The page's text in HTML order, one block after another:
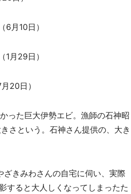
月10日）
月29日）
20日）
った巨大伊勢エビ。漁師の石神昭
さという。石神さん提供の、大き
きみわさんの自宅に伺い、実際
すると大人しくなってしまったた